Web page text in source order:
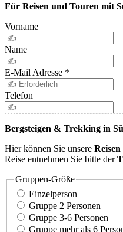
Für Reisen und Touren mit
Vorname
Name
E-Mail Adresse *
Telefon
Bergsteigen & Trekking in
Hier können Sie unsere
Reise entnehmen Sie bitte der
Gruppen-Größe
Einzelperson
Gruppe 2 Personen
Gruppe 3-6 Personen
Gruppe mehr als 6